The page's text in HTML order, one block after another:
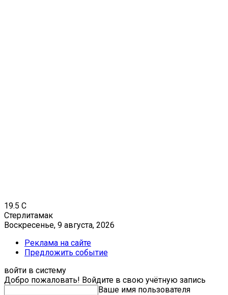
19.5 C
Стерлитамак
Воскресенье, 9 августа, 2026
Реклама на сайте
Предложить событие
войти в систему
Добро пожаловать! Войдите в свою учётную запись
Ваше имя пользователя